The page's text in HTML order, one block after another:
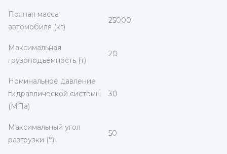
Полная масса
автомобиля (кг)
25000
Максимальная
грузоподъемность (т)
20
Номинальное давление
гидравлической системы
(МПа)
30
Максимальный угол
разгрузки (°)
50